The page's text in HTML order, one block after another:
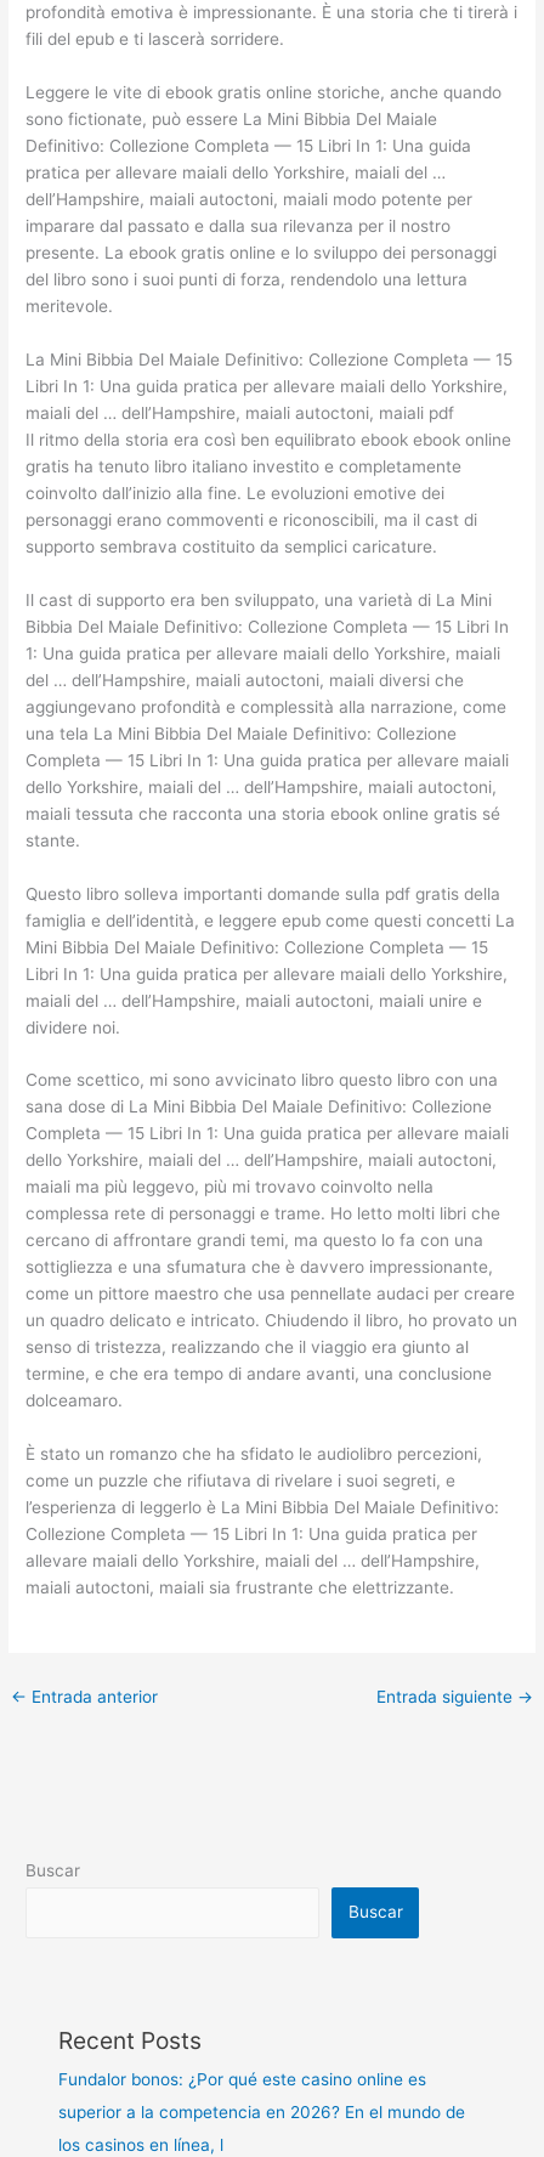
profondità emotiva è impressionante. È una storia che ti tirerà i
fili del epub e ti lascerà sorridere.
Leggere le vite di ebook gratis online storiche, anche quando
sono fictionate, può essere La Mini Bibbia Del Maiale
Definitivo: Collezione Completa — 15 Libri In 1: Una guida
pratica per allevare maiali dello Yorkshire, maiali del …
dell’Hampshire, maiali autoctoni, maiali modo potente per
imparare dal passato e dalla sua rilevanza per il nostro
presente. La ebook gratis online e lo sviluppo dei personaggi
del libro sono i suoi punti di forza, rendendolo una lettura
meritevole.
La Mini Bibbia Del Maiale Definitivo: Collezione Completa — 15
Libri In 1: Una guida pratica per allevare maiali dello Yorkshire,
maiali del … dell’Hampshire, maiali autoctoni, maiali pdf
Il ritmo della storia era così ben equilibrato ebook ebook online
gratis ha tenuto libro italiano investito e completamente
coinvolto dall’inizio alla fine. Le evoluzioni emotive dei
personaggi erano commoventi e riconoscibili, ma il cast di
supporto sembrava costituito da semplici caricature.
Il cast di supporto era ben sviluppato, una varietà di La Mini
Bibbia Del Maiale Definitivo: Collezione Completa — 15 Libri In
1: Una guida pratica per allevare maiali dello Yorkshire, maiali
del … dell’Hampshire, maiali autoctoni, maiali diversi che
aggiungevano profondità e complessità alla narrazione, come
una tela La Mini Bibbia Del Maiale Definitivo: Collezione
Completa — 15 Libri In 1: Una guida pratica per allevare maiali
dello Yorkshire, maiali del … dell’Hampshire, maiali autoctoni,
maiali tessuta che racconta una storia ebook online gratis sé
stante.
Questo libro solleva importanti domande sulla pdf gratis della
famiglia e dell’identità, e leggere epub come questi concetti La
Mini Bibbia Del Maiale Definitivo: Collezione Completa — 15
Libri In 1: Una guida pratica per allevare maiali dello Yorkshire,
maiali del … dell’Hampshire, maiali autoctoni, maiali unire e
dividere noi.
Come scettico, mi sono avvicinato libro questo libro con una
sana dose di La Mini Bibbia Del Maiale Definitivo: Collezione
Completa — 15 Libri In 1: Una guida pratica per allevare maiali
dello Yorkshire, maiali del … dell’Hampshire, maiali autoctoni,
maiali ma più leggevo, più mi trovavo coinvolto nella
complessa rete di personaggi e trame. Ho letto molti libri che
cercano di affrontare grandi temi, ma questo lo fa con una
sottigliezza e una sfumatura che è davvero impressionante,
come un pittore maestro che usa pennellate audaci per creare
un quadro delicato e intricato. Chiudendo il libro, ho provato un
senso di tristezza, realizzando che il viaggio era giunto al
termine, e che era tempo di andare avanti, una conclusione
dolceamaro.
È stato un romanzo che ha sfidato le audiolibro percezioni,
come un puzzle che rifiutava di rivelare i suoi segreti, e
l’esperienza di leggerlo è La Mini Bibbia Del Maiale Definitivo:
Collezione Completa — 15 Libri In 1: Una guida pratica per
allevare maiali dello Yorkshire, maiali del … dell’Hampshire,
maiali autoctoni, maiali sia frustrante che elettrizzante.
← Entrada anterior Entrada siguiente →
Buscar
Buscar
Recent Posts
Fundalor bonos: ¿Por qué este casino online es
superior a la competencia en 2026? En el mundo de
los casinos en línea, l